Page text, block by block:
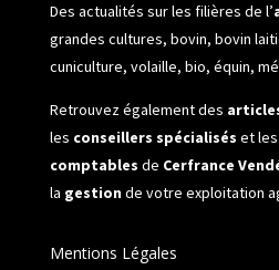
Des actualités sur les filières de l’
grandes cultures, bovin, bovin
cuniculture, volaille, bio, équin,
Retrouvez également des
les conseillers spécialisés et les
comptables de Cerfrance
la gestionde votre exploitation
Mentions Légales